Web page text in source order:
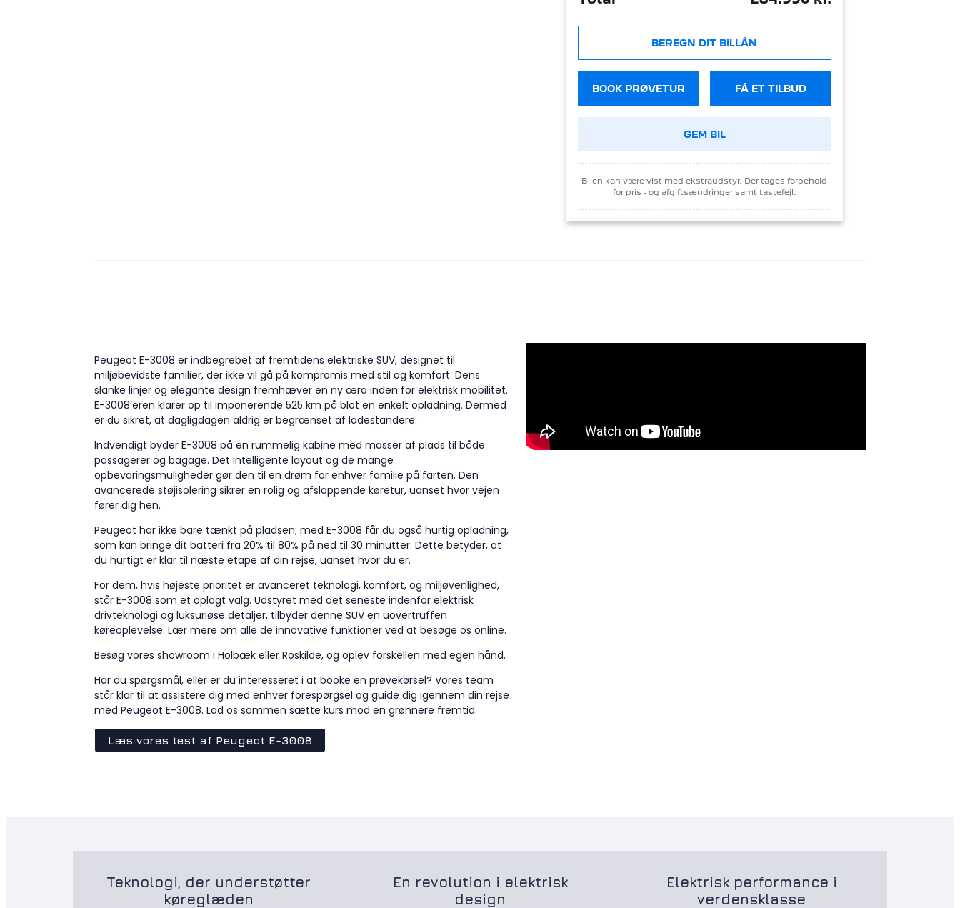
Peugeot E-3008 er indbegrebet af fremtidens elektriske SUV, designet til
miljøbevidste familier, der ikke vil gå på kompromis med stil og komfort. Dens
slanke linjer og elegante design fremhæver en ny æra inden for elektrisk mobilitet.
E-3008’eren klarer op til imponerende 525 km på blot en enkelt opladning. Dermed
er du sikret, at dagligdagen aldrig er begrænset af ladestandere.
Indvendigt byder E-3008 på en rummelig kabine med masser af plads til både
passagerer og bagage. Det intelligente layout og de mange
opbevaringsmuligheder gør den til en drøm for enhver familie på farten. Den
avancerede støjisolering sikrer en rolig og afslappende køretur, uanset hvor vejen
fører dig hen.
Peugeot har ikke bare tænkt på pladsen; med E-3008 får du også hurtig opladning,
som kan bringe dit batteri fra 20% til 80% på ned til 30 minutter. Dette betyder, at
du hurtigt er klar til næste etape af din rejse, uanset hvor du er.
For dem, hvis højeste prioritet er avanceret teknologi, komfort, og miljøvenlighed,
står E-3008 som et oplagt valg. Udstyret med det seneste indenfor elektrisk
drivteknologi og luksuriøse detaljer, tilbyder denne SUV en uovertruffen
køreoplevelse. Lær mere om alle de innovative funktioner ved at besøge os online.
Besøg vores showroom i Holbæk eller Roskilde, og oplev forskellen med egen hånd.
Har du spørgsmål, eller er du interesseret i at booke en prøvekørsel? Vores team
står klar til at assistere dig med enhver forespørgsel og guide dig igennem din rejse
med Peugeot E-3008. Lad os sammen sætte kurs mod en grønnere fremtid.
Læs vores test af Peugeot E-3008
Teknologi, der understøtter
køreglæden
En revolution i elektrisk
design
Elektrisk performance i
verdensklasse